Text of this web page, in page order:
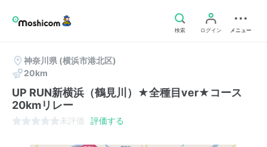
検索 ログイン メニュー
神奈川県 (横浜市港北区)
20km
UP RUN新横浜（鶴見川）★全種目ver★コース
20kmリレー
未評価 評価する